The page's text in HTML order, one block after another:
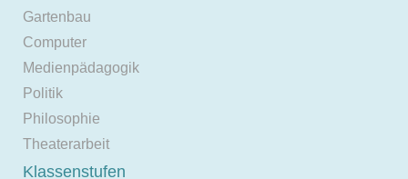
Gartenbau
Computer
Medienpädagogik
Politik
Philosophie
Theaterarbeit
Klassenstufen